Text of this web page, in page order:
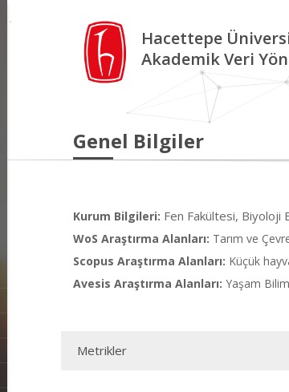
Hacettepe
Akademik Veri
Genel Bilgiler
Kurum Bilgileri: Fen Fakültesi, Biyoloji
WoS Araştırma Alanları: Tarım ve
Scopus Araştırma Alanları: Küçük
Avesis Araştırma Alanları: Yaşam
Metrikler